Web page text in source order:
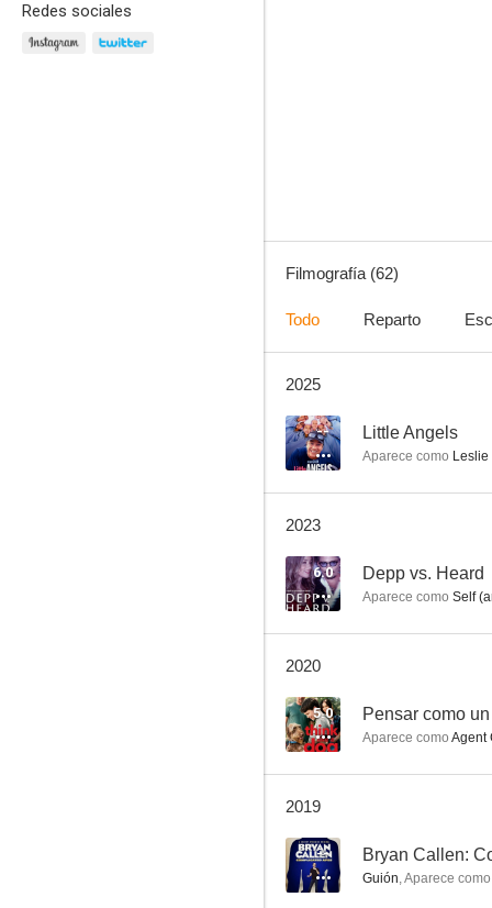
Redes sociales
8.4
Filmografía (62)
Todo Reparto
2025
-- Little Angels
Aparece como
2023
6.0 Depp vs. Heard
Aparece como Self
2020
5.0 Pensar como
Aparece como Agent
2019
-- Bryan Callen:
Guión,Aparece como